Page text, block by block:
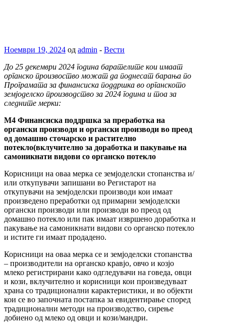
Ноември 19, 2024 од admin - Вести
До 25 декември 2024 година барателите кои имаат
органско произвоство можат да поднесат барања по
Програмата за финансиска поддршка во органското
земјоделско производство за 2024 година и тоа за
следните мерки:
М4 Финансиска поддршка за преработка на
органски производи и органски производи во преод
од домашно сточарско и растително
потекло(вклучително за доработка и пакување на
самоникнати видови со органско потекло
Корисници на оваа мерка се земјоделски стопанства и/
или откупувачи запишани во Регистарот на
откупувачи на земјоделски производи кои имаат
произведено преработки од примарни земјоделски
органски производи или производи во преод од
домашно потекло или пак имаат извршено доработка и
пакување на самоникнати видови со органско потекло
и истите ги имаат продадено.
Корисници на оваа мерка се и земјоделски стопанства
– производители на органско кравјо, овчо и козјо
млеко регистрирани како одгледувачи на говеда, овци
и кози, вклучително и корисници кои произведуваат
храна со традиционални карактеристики, и во објекти
кои се во започната постапка за евидентирање според
традиционални методи на производство, сирење
добиено од млеко од овци и кози/мандри.